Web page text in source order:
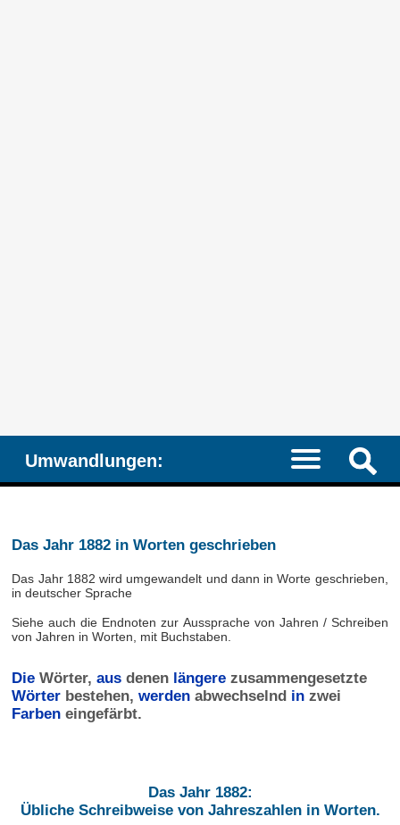
Umwandlungen:
Das Jahr 1882 in Worten geschrieben
Das Jahr 1882 wird umgewandelt und dann in Worte geschrieben,
in deutscher Sprache
Siehe auch die Endnoten zur Aussprache von Jahren / Schreiben
von Jahren in Worten, mit Buchstaben.
DieWörter, ausdenen längerezusammengesetzte
Wörterbestehen, werdenabwechselnd inzwei
Farbeneingefärbt.
Das Jahr 1882:
Übliche Schreibweise von Jahreszahlen in Worten.